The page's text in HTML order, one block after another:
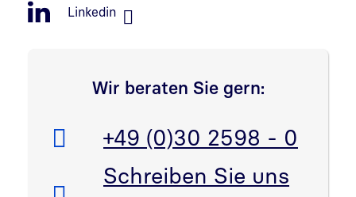
Linkedin
Wir beraten Sie gern:
Telefon:
+49 (0)30 2598 - 0
E-Mail:
Schreiben Sie uns